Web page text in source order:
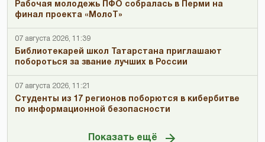
Рабочая молодежь ПФО собралась в Перми на
финал проекта «МолоТ»
07 августа 2026, 11:39
Библиотекарей школ Татарстана приглашают
побороться за звание лучших в России
07 августа 2026, 11:21
Студенты из 17 регионов поборются в кибербитве
по информационной безопасности
Показать ещё